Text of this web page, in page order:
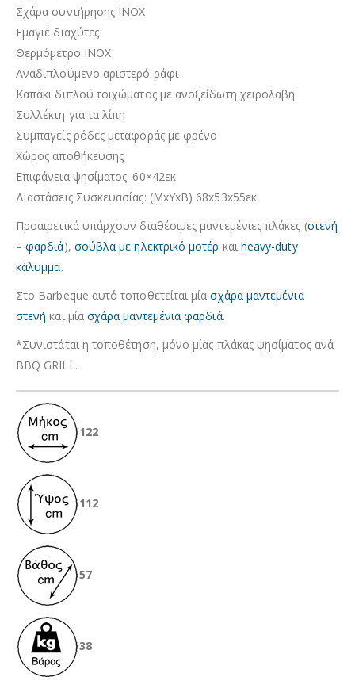
Σχάρα συντήρησης INOX
Εμαγιέ διαχύτες
Θερμόμετρο INOX
Αναδιπλούμενο αριστερό ράφι
Καπάκι διπλού τοιχώματος με ανοξείδωτη χειρολαβή
Συλλέκτη για τα λίπη
Συμπαγείς ρόδες μεταφοράς με φρένο
Χώρος αποθήκευσης
Επιφάνεια ψησίματος: 60×42εκ.
Διαστάσεις Συσκευασίας: (ΜxΥxΒ) 68x53x55εκ
Προαιρετικά υπάρχουν διαθέσιμες μαντεμένιες πλάκες (στενή
–φαρδιά), σούβλα με ηλεκτρικό μοτέρ καιheavy-duty
κάλυμμα.
Στο Barbeque αυτό τοποθετείται μίασχάρα μαντεμένια
στενή και μία σχάρα μαντεμένια φαρδιά.
*Συνιστάται η τοποθέτηση, μόνο μίας πλάκας ψησίματος ανά
BBQ GRILL.
122
112
57
38